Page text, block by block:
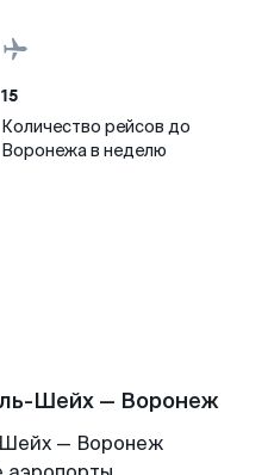
15
Количество рейсов до
Воронежа в неделю
Шейх — Воронеж
— Воронеж